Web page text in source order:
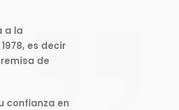
a la
es decir
de
confianza en